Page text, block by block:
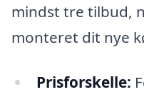
mindst tre tilbud,
monteret dit nye
Prisforskelle: